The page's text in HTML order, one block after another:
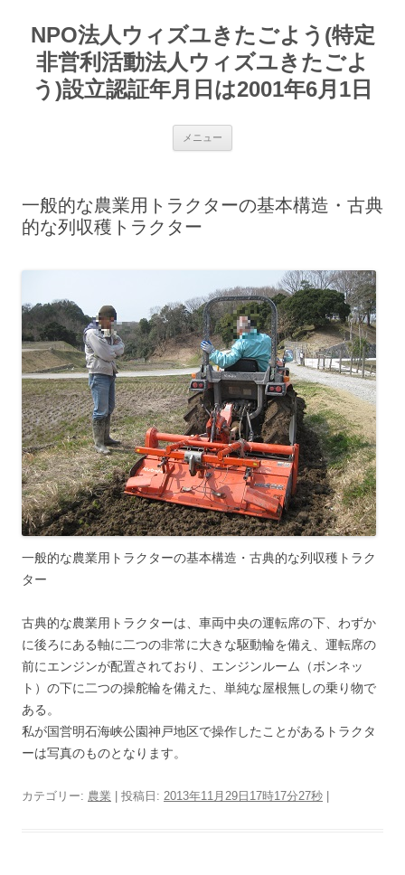
テ
ンNPO法人ウィズユきたごよう(特定
非営利活動法人ウィズユきたごよ
う)設立認証年月日は2001年6月1日
メニュー
一般的な農業用トラクターの基本構造・古典
的な列収穫トラクター
一般的な農業用トラクターの基本構造・古典的な列収穫トラク
ター
古典的な農業用トラクターは、車両中央の運転席の下、わずか
に後ろにある軸に二つの非常に大きな駆動輪を備え、運転席の
前にエンジンが配置されており、エンジンルーム（ボンネッ
ト）の下に二つの操舵輪を備えた、単純な屋根無しの乗り物で
ある。
私が国営明石海峡公園神戸地区で操作したことがあるトラクタ
ーは写真のものとなります。
カテゴリー: 農業 | 投稿日: 2013年11月29日17時17分27秒